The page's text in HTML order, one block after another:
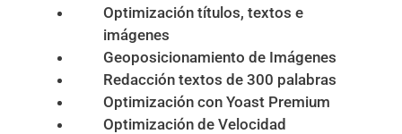
Optimización títulos, textos e
imágenes
Geoposicionamiento de Imágenes
Redacción textos de 300 palabras
Optimización con Yoast Premium
Optimización de Velocidad